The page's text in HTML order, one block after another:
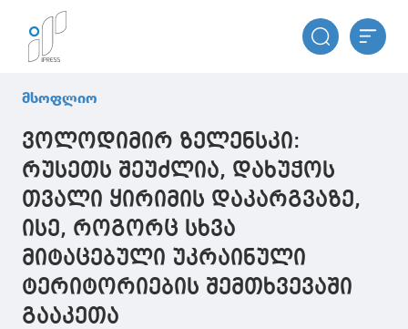
მსოფლიო
ვოლოდიმირ ზელენსკი:
რუსეთს შეუძლია, დახუჭოს
თვალი ყირიმის დაკარგვაზე,
ისე, როგორც სხვა
მიტაცებული უკრაინული
ტერიტორიების შემთხვევაში
გააკეთა